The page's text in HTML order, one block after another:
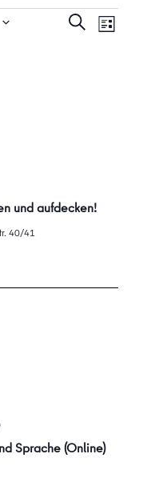
SucheListe
und aufdecken!
40/41
Sprache (Online)